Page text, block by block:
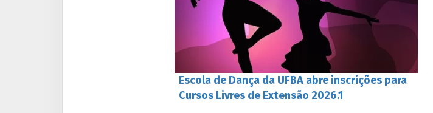
Escola de Dança da UFBA abre inscrições para
Cursos Livres de Extensão 2026.1